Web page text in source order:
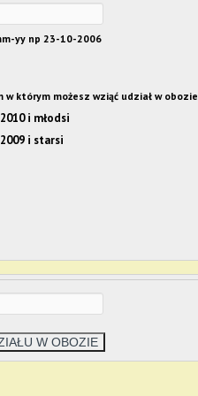
dd-mm-yy np 23-10-2006
którym możesz wziąć udział w obozie
i młodsi
i starsi